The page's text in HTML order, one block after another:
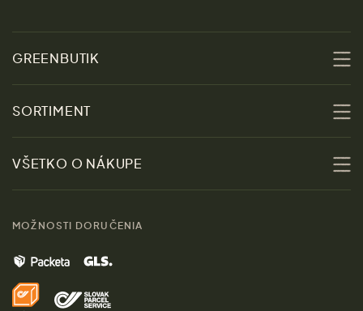
GREENBUTIK
Udržateľnosť
Kontakt
Značky
Pre médiá
SORTIMENT
Zľavy
Ženy
Muži
VŠETKO O NÁKUPE
Doprava a platba
MOŽNOSTI DORUČENIA